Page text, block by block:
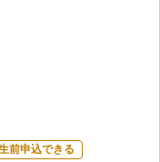
前申込できる